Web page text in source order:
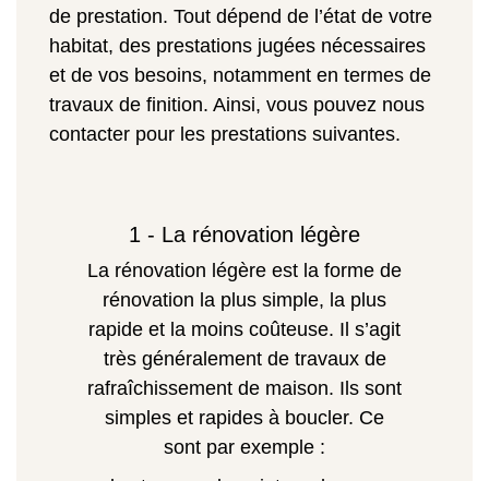
de prestation. Tout dépend de l’état de votre
habitat, des prestations jugées nécessaires
et de vos besoins, notamment en termes de
travaux de finition. Ainsi, vous pouvez nous
contacter pour les prestations suivantes.
1 - La rénovation légère
La rénovation légère est la forme de
rénovation la plus simple, la plus
rapide et la moins coûteuse. Il s’agit
très généralement de travaux de
rafraîchissement de maison. Ils sont
simples et rapides à boucler. Ce
sont par exemple :